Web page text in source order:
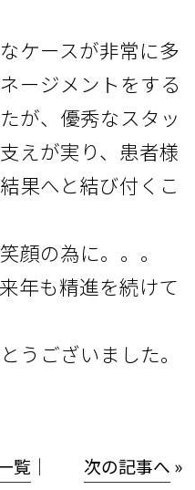
ケースが非常に多
ージメントをする
が、優秀なスタッ
えが実り、患者様
果へと結び付くこ
顔の為に。。。
年も精進を続けて
うございました。
覧 │ 次の記事へ »